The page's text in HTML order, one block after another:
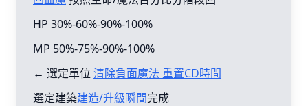
HP 30%-60%-90%-100%
MP 50%-75%-90%-100%
← 選定單位 清除負面魔法 重置CD時間
選定建築建造/升級瞬間完成